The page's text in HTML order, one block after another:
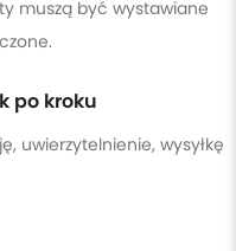
muszą być wystawiane
po kroku
uwierzytelnienie, wysyłkę